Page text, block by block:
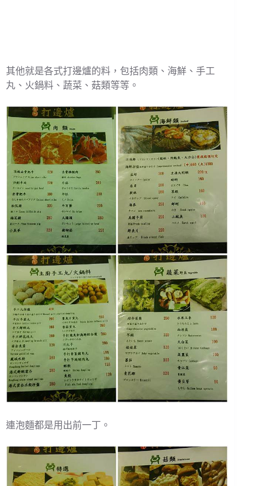
其他就是各式打邊爐的料，包括肉類、海鮮、手工
丸、火鍋料、蔬菜、菇類等等。
連泡麵都是用出前一丁。